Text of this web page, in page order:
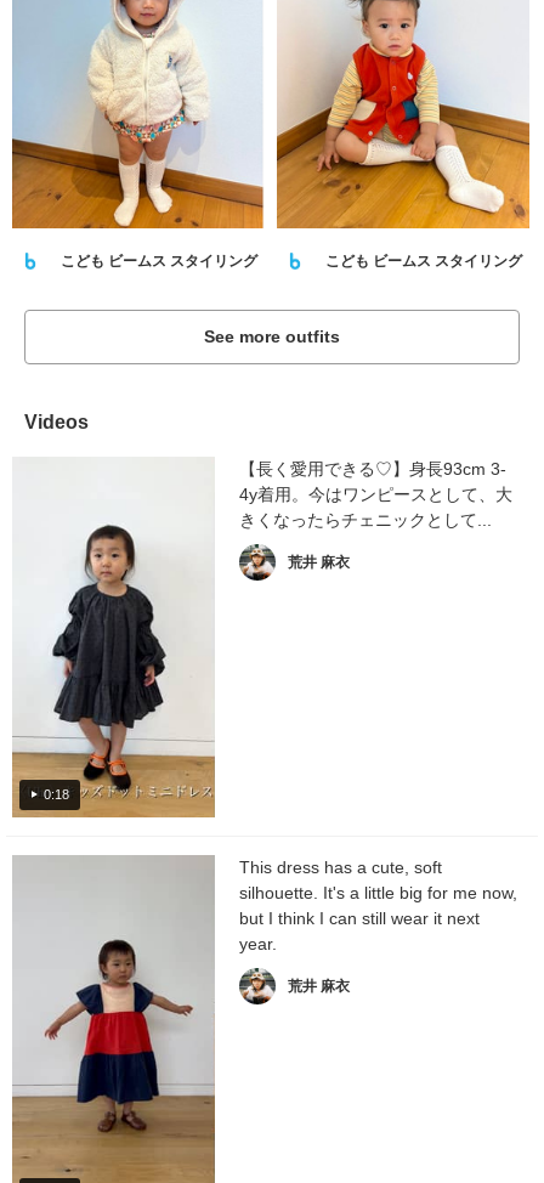
こども ビームス スタイリング こども ビームス スタイリング
See more outfits
Videos
0:18
【長く愛用できる♡】身長93cm 3-
4y着用。今はワンピースとして、大
きくなったらチェニックとして...
荒井 麻衣
This dress has a cute, soft
silhouette. It's a little big for me now,
but I think I can still wear it next
year.
荒井 麻衣